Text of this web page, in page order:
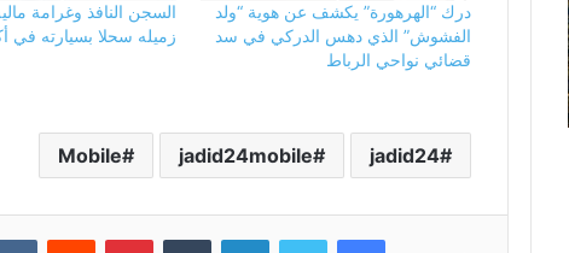
درك “الهرهورة” يكشف عن هوية “ولد
الفشوش” الذي دهس الدركي في سد
قضائي نواحي الرباط
السجن النافذ وغرامة
زميله سحلا بسيارته في
jadid24
jadid24mobile
Mobile
فيسبوك تويتر لينكدإن بينتيريست